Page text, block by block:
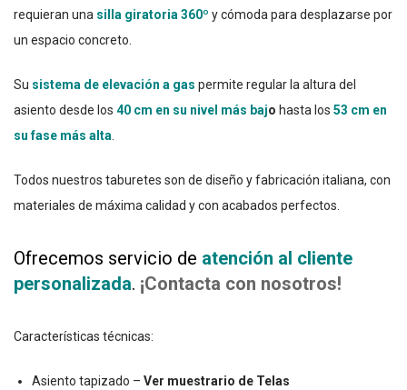
requieran una silla giratoria 360º y cómoda para desplazarse por
un espacio concreto.
Su sistema de elevación a gas permite regular la altura del
asiento desde los 40 cm en su nivel más bajo hasta los 53 cm en
su fase más alta
Todos nuestros taburetes son de diseño y fabricación italiana, con
materiales de máxima calidad y con acabados perfectos.
Ofrecemos servicio de atención al cliente
personalizada. ¡Contacta con nosotros!
Características técnicas:
Asiento tapizado – Ver muestrario de Telas